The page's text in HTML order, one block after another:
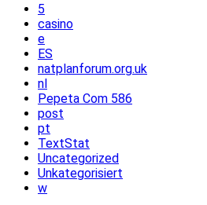
5
casino
e
ES
natplanforum.org.uk
nl
Pepeta Com 586
post
pt
TextStat
Uncategorized
Unkategorisiert
w